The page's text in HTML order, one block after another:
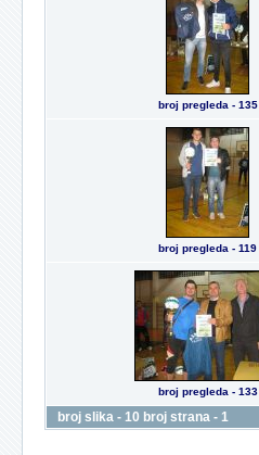
broj pregleda - 135
broj pregleda - 119
broj pregleda - 133
broj slika - 10 broj strana - 1